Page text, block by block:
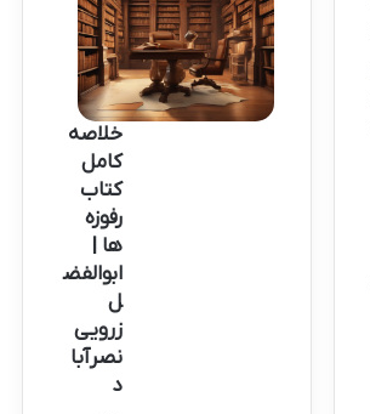
خلاصه
کامل
کتاب
رفوزه
ها |
ابوالفض
ل
زرویی
نصرآبا
د